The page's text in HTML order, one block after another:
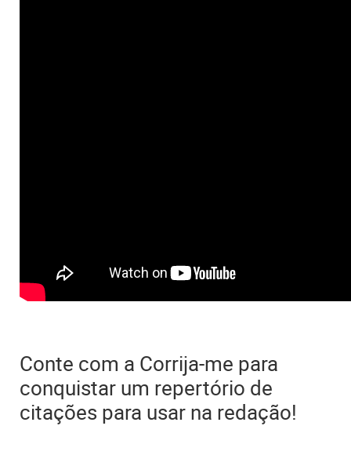
Conte com a Corrija-me para
conquistar um repertório de
citações para usar na redação!